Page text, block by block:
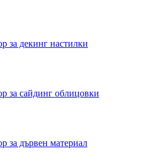
за декинг настилки
за сайдинг облицовки
за дървен материал